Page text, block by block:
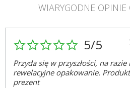
WIARYGODNE
5/5
Przyda się w przyszłości, na
rewelacyjne opakowanie.
prezent